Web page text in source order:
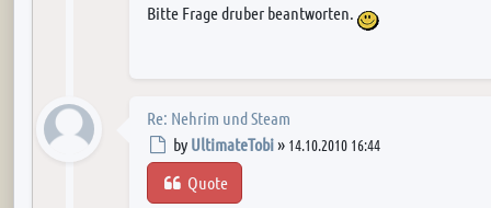
Bitte Frage druber beantworten.
Re: Nehrim und Steam
Post
by UltimateTobi» 14.10.2010 16:44
Quote